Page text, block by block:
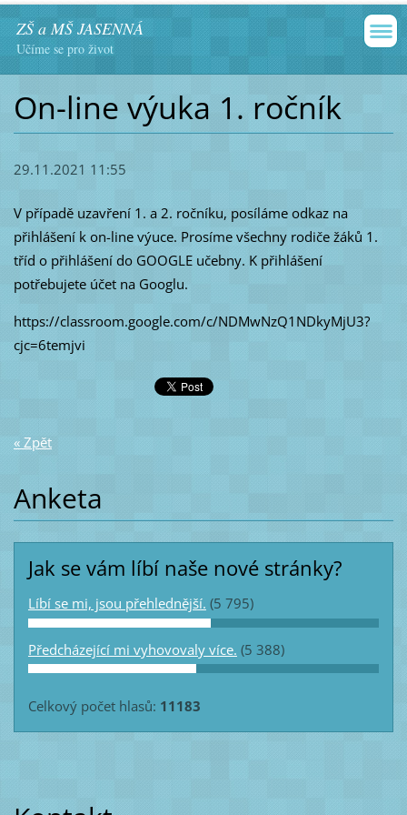
ZŠ a MŠ JASENNÁ
Učíme se pro život
On-line výuka 1. ročník
29.11.2021 11:55
V případě uzavření 1. a 2. ročníku, posíláme odkaz na
přihlášení k on-line výuce. Prosíme všechny rodiče žáků 1.
tříd o přihlášení do GOOGLE učebny. K přihlášení
potřebujete účet na Googlu.
https://classroom.google.com/c/NDMwNzQ1NDkyMjU3?
cjc=6temjvi
« Zpět
Anketa
Jak se vám líbí naše nové stránky?
Líbí se mi, jsou přehlednější. (5 795)
Předcházející mi vyhovovaly více. (5 388)
Celkový počet hlasů: 11183